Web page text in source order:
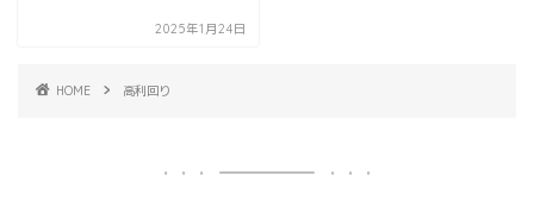
2025年1月24日
HOME 高利回り